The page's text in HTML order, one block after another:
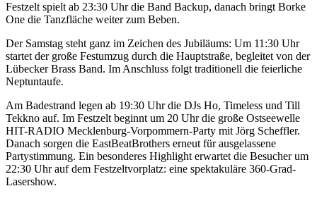
Festzelt spielt ab 23:30 Uhr die Band Backup, danach bringt Borke
One die Tanzfläche weiter zum Beben.
Der Samstag steht ganz im Zeichen des Jubiläums: Um 11:30 Uhr
startet der große Festumzug durch die Hauptstraße, begleitet von der
Lübecker Brass Band. Im Anschluss folgt traditionell die feierliche
Neptuntaufe.
Am Badestrand legen ab 19:30 Uhr die DJs Ho, Timeless und Till
Tekkno auf. Im Festzelt beginnt um 20 Uhr die große Ostseewelle
HIT-RADIO Mecklenburg-Vorpommern-Party mit Jörg Scheffler.
Danach sorgen die EastBeatBrothers erneut für ausgelassene
Partystimmung. Ein besonderes Highlight erwartet die Besucher um
22:30 Uhr auf dem Festzeltvorplatz: eine spektakuläre 360-Grad-
Lasershow.